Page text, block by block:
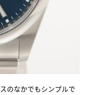
のなかでもシンプルで